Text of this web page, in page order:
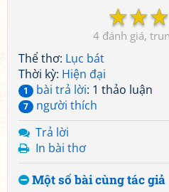
☆
☆
☆
4
Thể thơ: Lục bát
Thời kỳ: Hiện đại
1 bài trả lời: 1 thảo luận
7
người thích
Trả lời
In bài thơ
Một số bài cùng tác giả